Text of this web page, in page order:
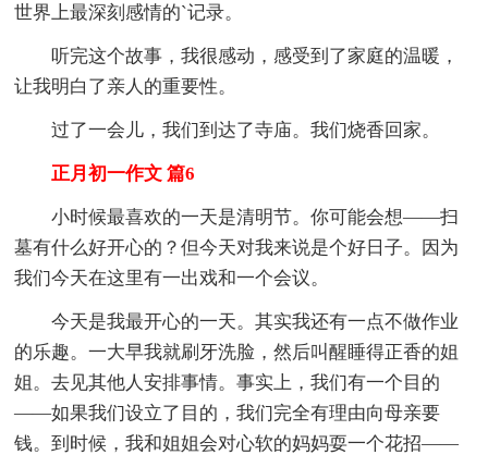
世界上最深刻感情的`记录。
听完这个故事，我很感动，感受到了家庭的温暖，
让我明白了亲人的重要性。
过了一会儿，我们到达了寺庙。我们烧香回家。
正月初一作文 篇6
小时候最喜欢的一天是清明节。你可能会想——扫
墓有什么好开心的？但今天对我来说是个好日子。因为
我们今天在这里有一出戏和一个会议。
今天是我最开心的一天。其实我还有一点不做作业
的乐趣。一大早我就刷牙洗脸，然后叫醒睡得正香的姐
姐。去见其他人安排事情。事实上，我们有一个目的
——如果我们设立了目的，我们完全有理由向母亲要
钱。到时候，我和姐姐会对心软的妈妈耍一个花招——